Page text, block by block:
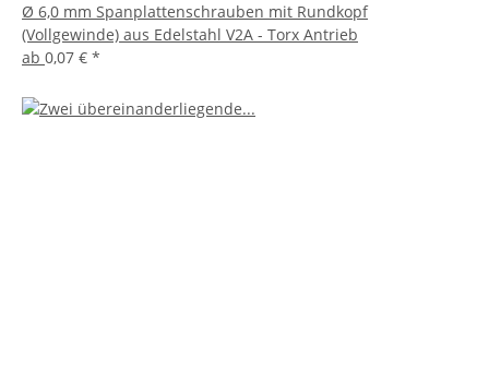
Ø 6,0 mm Spanplattenschrauben mit Rundkopf
(Vollgewinde) aus Edelstahl V2A - Torx Antrieb
ab 0,07 € *